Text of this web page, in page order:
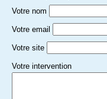
Votre nom
Votre email
Votre site
Votre intervention